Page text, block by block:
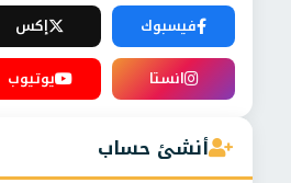
فيسبوك إكس
انستا
يوتيوب
أنشئ حساب